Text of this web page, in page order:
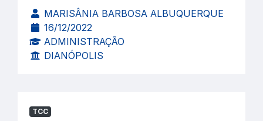
MARISÂNIA BARBOSA ALBUQUERQUE
16/12/2022
ADMINISTRAÇÃO
DIANÓPOLIS
TCC